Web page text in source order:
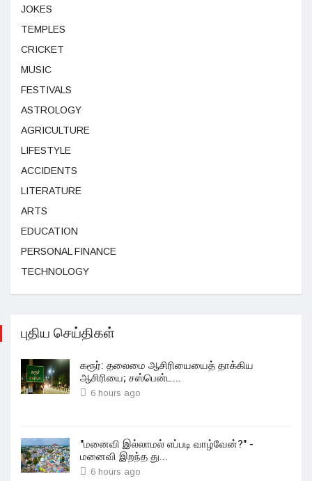
JOKES
TEMPLES
CRICKET
MUSIC
FESTIVALS
ASTROLOGY
AGRICULTURE
LIFESTYLE
ACCIDENTS
LITERATURE
ARTS
EDUCATION
PERSONAL FINANCE
TECHNOLOGY
புதிய செய்திகள்
கரூர்: தலைமை ஆசிரியையைத் தாக்கிய
ஆசிரியை; சஸ்பென்ட...
6 hours ago
"மனைவி இல்லாமல் எப்படி வாழ்வேன்?" -
மனைவி இறந்த து...
6 hours ago